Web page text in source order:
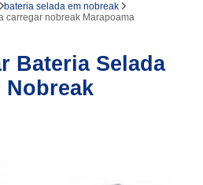
bateria selada em nobreak
carregar nobreak Marapoama
Bateria Selada
Nobreak